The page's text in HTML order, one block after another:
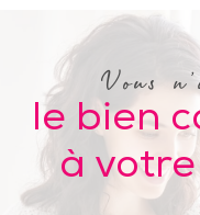
Vous
le bien
à